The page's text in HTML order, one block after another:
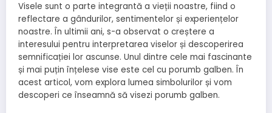
Visele sunt o parte integrantă a vieții noastre, fiind o
reflectare a gândurilor, sentimentelor și experiențelor
noastre. În ultimii ani, s-a observat o creștere a
interesului pentru interpretarea viselor și descoperirea
semnificației lor ascunse. Unul dintre cele mai fascinante
și mai puțin înțelese vise este cel cu porumb galben. În
acest articol, vom explora lumea simbolurilor și vom
descoperi ce înseamnă să visezi porumb galben.